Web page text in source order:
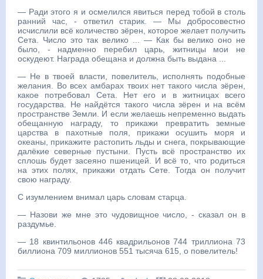
— Ради этого я и осмелился явиться перед тобой в столь
ранний час, - ответил старик. — Мы добросовестно
исчислили всё количество зёрен, которое желает получить
Сета. Число это так велико ... — Как бы велико оно не
было, - надменно перебил царь, житницы мои не
оскудеют. Награда обещана и должна быть выдана ...
— Не в твоей власти, повелитель, исполнять подобные
желания. Во всех амбарах твоих нет такого числа зёрен,
какое потребовал Сета. Нет его и в житницах всего
государства. Не найдётся такого числа зёрен и на всём
пространстве Земли. И если желаешь непременно выдать
обещанную награду, то прикажи превратить земные
царства в пахотные поля, прикажи осушить моря и
океаны, прикажите растопить льды и снега, покрывающие
далёкие северные пустыни. Пусть всё пространство их
сплошь будет засеяно пшеницей. И всё то, что родиться
на этих полях, прикажи отдать Сете. Тогда он получит
свою награду.
С изумлением внимал царь словам старца.
— Назови же мне это чудовищное число, - сказал он в
раздумье.
— 18 квинтильонов 446 квадрильонов 744 триллиона 73
биллиона 709 миллионов 551 тысяча 615, о повелитель!